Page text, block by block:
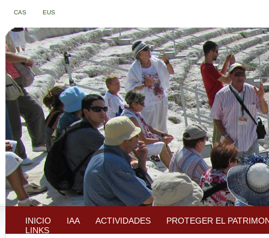
INICIO IAA ACTIVIDADES
PROTEGER EL
LINKS
CAS EUS